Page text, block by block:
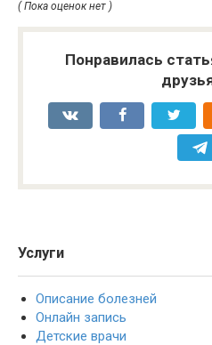
( Пока оценок нет )
Понравилась
Услуги
Описание болезней
Онлайн запись
Детские врачи